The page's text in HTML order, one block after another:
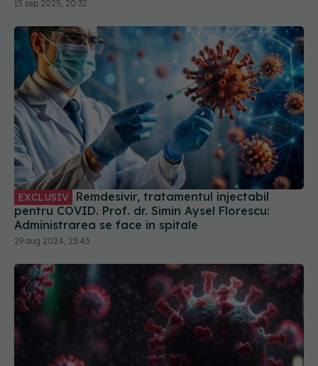
EXCLUSIV Remdesivir, tratamentul injectabil
pentru COVID. Prof. dr. Simin Aysel Florescu:
Administrarea se face în spitale
29 aug 2024, 23:43